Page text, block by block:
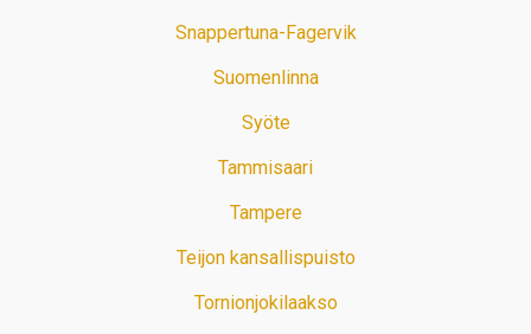
Snappertuna-Fagervik
Suomenlinna
Syöte
Tammisaari
Tampere
Teijon kansallispuisto
Tornionjokilaakso